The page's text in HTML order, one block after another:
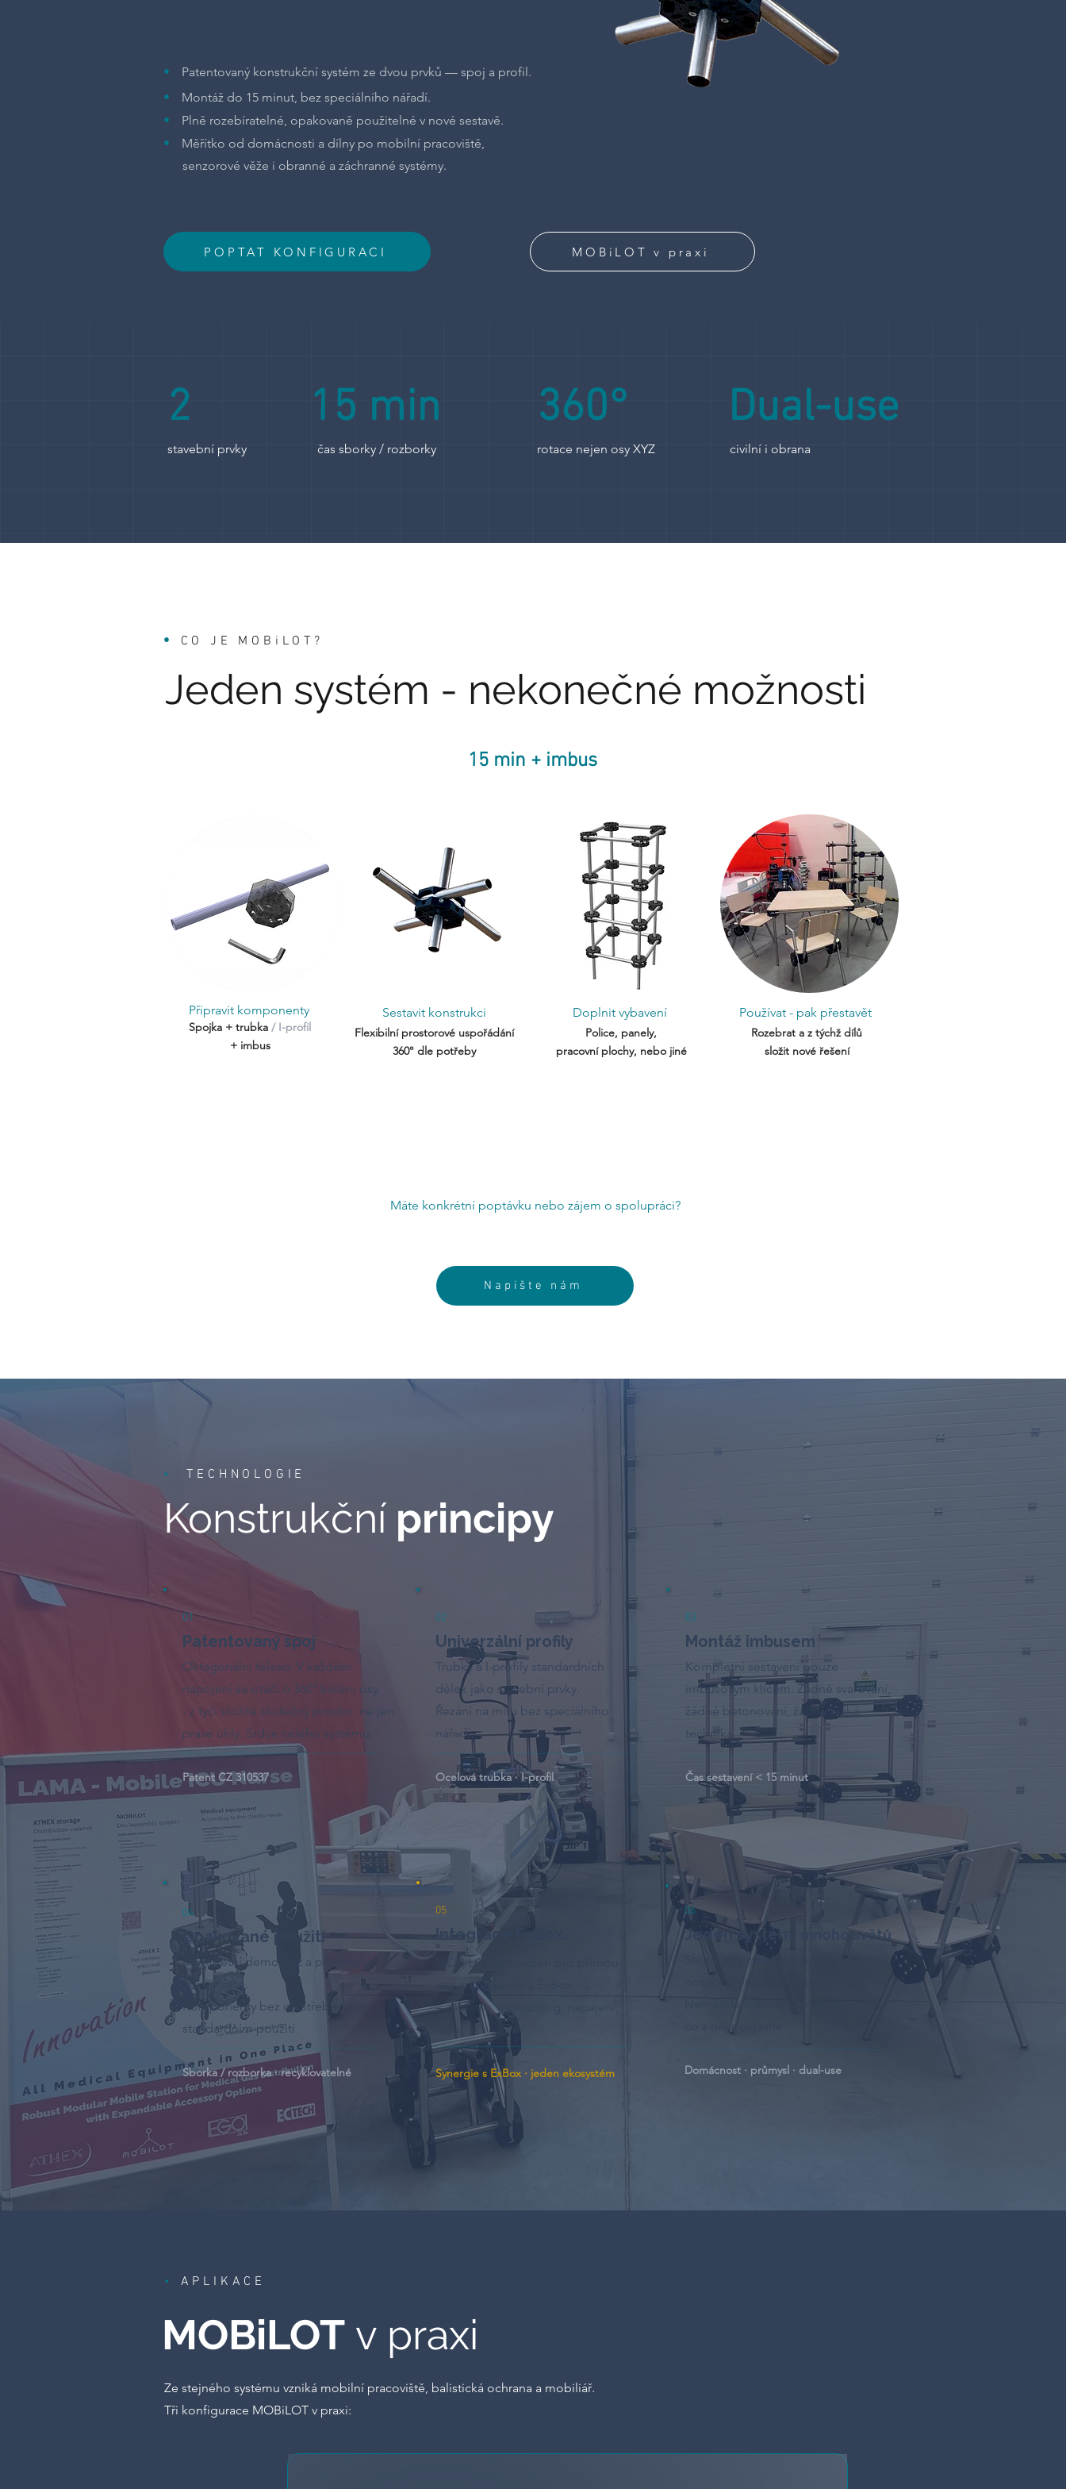
• Patentovaný konstrukční systém ze dvou prvků — spoj a profil.
• Montáž do 15 minut, bez speciálního nářadí.
• Plně rozebíratelné, opakovaně použitelné v nové sestavě.
• Měřítko od domácnosti a dílny po mobilní pracoviště,
senzorové věže i obranné a záchranné systémy.
POPTAT KONFIGURACI MOBiLOT v praxi
2
stavební prvky
15 min
čas sborky / rozborky
360°
rotace nejen osy XYZ
Dual-use
civilní i obrana
• CO JE MOBiLOT ?
Jeden systém - nekonečné možnosti
Připravit komponenty
Spojka + trubka / I-profil
+ imbus
Sestavit konstrukci
Flexibilní prostorové uspořádání
360° dle potřeby
Doplnit vybavení
Police, panely,
pracovní plochy, nebo jiné
Používat - pak přestavět
Rozebrat a z týchž dílů
složit nové řešení
15 min + imbus
Máte konkrétní poptávku nebo zájem o spolupráci?
Napište nám
• TECHNOLOGIE
Konstrukční principy
01
Patentovaný spoj
Oktagonální těleso. V každém
napojení se otáčí o 360° kolem osy
- z tyčí složíte skutečný prostor, ne jen
pravé úhly. Srdce celého systému.
Patent CZ 310537
02
Univerzální profily
Trubky a I-profily standardních
délek jako stavební prvky.
Řezání na míru bez speciálního
nářadí.
Ocelová trubka · I-profil
03
Montáž imbusem
Kompletní sestavení pouze
imbusovým klíčem. Žádné svařování,
žádné betonování, žádná těžká
technika.
Čas sestavení < 15 minut
04
Opakované použití
Kompletní demontáž a přesun na
nové místo.
Komponenty bez opotřebení při
standardním použití.
Sborka / rozborka · recyklovatelné
05
Integrace ExBox
MOBiLOT je navržen pro přímou
integraci systémů ExBox
— elektro, monitoring, napájení,
Synergie s ExBox · jeden ekosystém
06
Jeden systém, mnoho světů
Stejné díly zvládnou poličku doma i
nosnou konstrukci v provozu.
Neměníte systém — měníte jen to,
co z něj postavíte.
Domácnost · průmysl · dual-use
• APLIKACE
MOBiLOT v praxi
Ze stejného systému vzniká mobilní pracoviště, balistická ochrana a mobiliář.
Tři konfigurace MOBiLOT v praxi: